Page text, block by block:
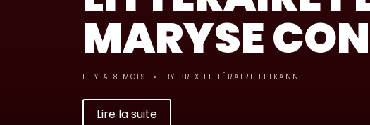
FETKANN!
IL Y A 9 MOIS • BY PRIX LITTÉRAIRE FETKANN !
Lire la suite